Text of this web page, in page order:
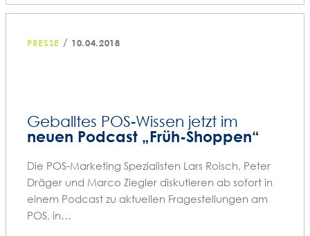
PRESSE / 10.04.2018
Geballtes POS-Wissen jetzt im
neuen Podcast „Früh-Shoppen“
Die POS-Marketing Spezialisten Lars Roisch, Peter
Dräger und Marco Ziegler diskutieren ab sofort in
einem Podcast zu aktuellen Fragestellungen am
POS, in…